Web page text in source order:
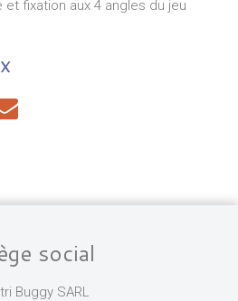
fixation aux 4 angles du jeu
social
Buggy SARL